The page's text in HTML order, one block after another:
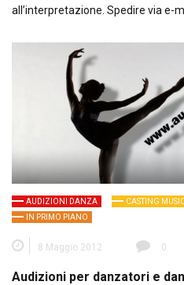
all’interpretazione. Spedire via e-
AUDIZIONI DANZA CASTING
IN PRIMO PIANO
8 Maggio 2012 0
Audizioni per danzatori e